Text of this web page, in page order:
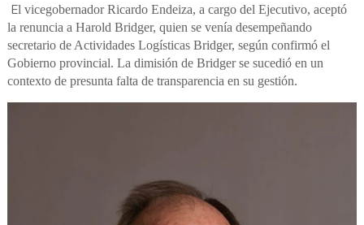
El vicegobernador Ricardo Endeiza, a cargo del Ejecutivo, aceptó
la renuncia a Harold Bridger, quien se venía desempeñando
secretario de Actividades Logísticas Bridger, según confirmó el
Gobierno provincial. La dimisión de Bridger se sucedió en un
contexto de presunta falta de transparencia en su gestión.